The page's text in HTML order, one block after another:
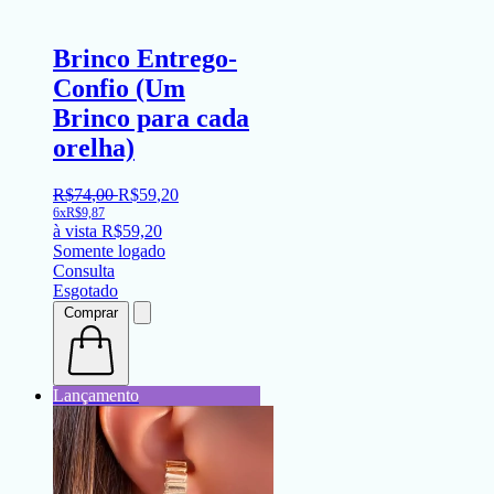
Brinco Entrego-
Confio (Um
Brinco para cada
orelha)
R$74,00 R$59,20
6xR$9,87
à vista R$59,20
Somente logado
Consulta
Esgotado
Comprar